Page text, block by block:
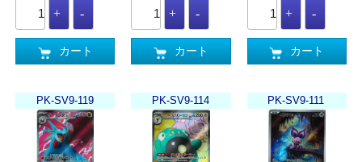
カート カート カート
PK-SV9-119 PK-SV9-114 PK-SV9-111